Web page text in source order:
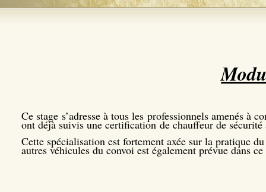
Ce stage s’adresse à tous les professionnels amenés à
ont déjà suivis une certification de chauffeur de
Cette spécialisation est fortement axée sur la pratique
autres véhicules du convoi est également prévue dans